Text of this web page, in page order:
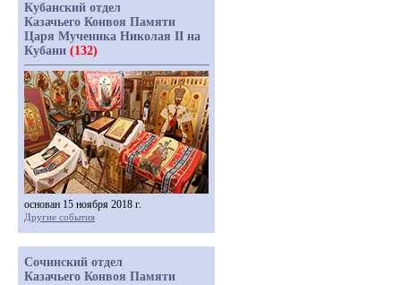
Кубанский отдел
Казачьего Конвоя Памяти
Царя Мученика Николая II на
Кубани (132)
основан 15 ноября 2018 г.
Другие события
Сочинский отдел
Казачьего Конвоя Памяти